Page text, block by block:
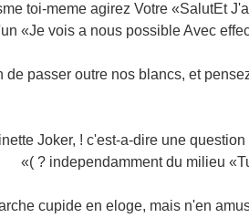
toi-meme agirez Votre «SalutEt
«Je vois a nous possible Avec
de passer outre nos blancs, et
Joker, ! c'est-a-dire une
independamment du milieu «Tu
cupide en eloge, mais n'en